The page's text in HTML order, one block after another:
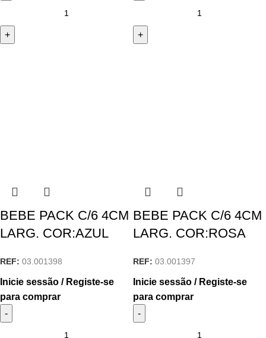
BEBE PACK C/6 4CM
LARG. COR:AZUL
REF: 03.001398
Inicie sessão / Registe-se
para comprar
BEBE PACK C/6 4CM
LARG. COR:ROSA
REF: 03.001397
Inicie sessão / Registe-se
para comprar